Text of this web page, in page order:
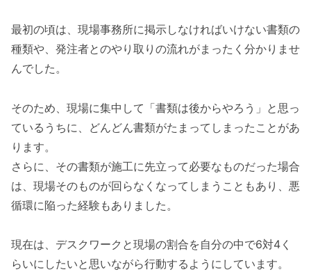
最初の頃は、現場事務所に掲示しなければいけない書類の
種類や、発注者とのやり取りの流れがまったく分かりませ
んでした。
そのため、現場に集中して「書類は後からやろう」と思っ
ているうちに、どんどん書類がたまってしまったことがあ
ります。
さらに、その書類が施工に先立って必要なものだった場合
は、現場そのものが回らなくなってしまうこともあり、悪
循環に陥った経験もありました。
現在は、デスクワークと現場の割合を自分の中で6対4く
らいにしたいと思いながら行動するようにしています。